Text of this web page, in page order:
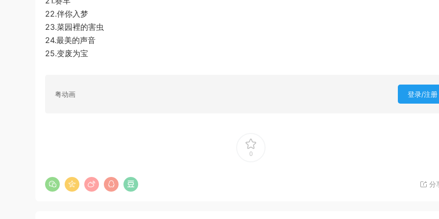
22.伴你入梦
23.菜园裡的害虫
24.最美的声音
25.变废为宝
粤动画 登录/注册
0
分